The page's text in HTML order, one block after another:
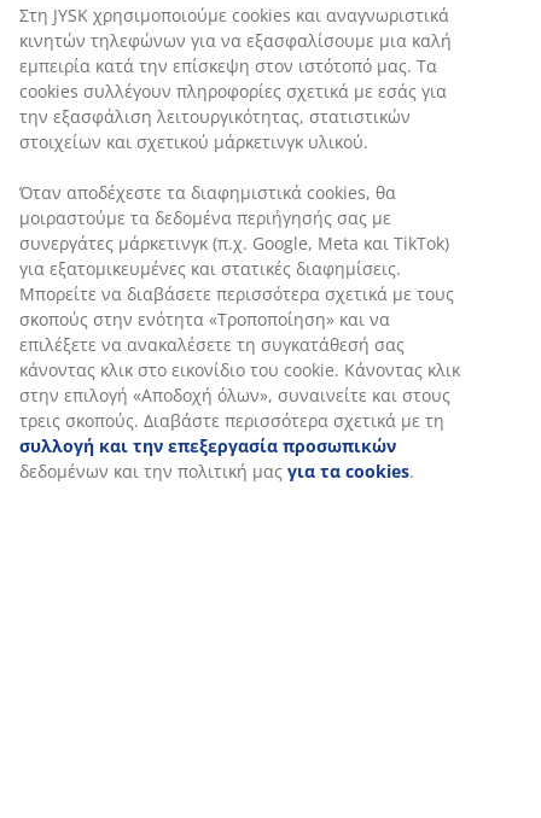
Αξιολογήσεις
(3)
Αποστολή
Εξατομικεύουμε την εμπειρία σας
Στη JYSK χρησιμοποιούμε cookies και αναγνωριστικά κινητών
τηλεφώνων για να εξασφαλίσουμε μια καλή εμπειρία κατά την
επίσκεψη στον ιστότοπό μας. Τα cookies συλλέγουν
σχετικά με εσάς για την εξασφάλιση λειτουργικότητας,
στοιχείων και σχετικού μάρκετινγκ υλικού.